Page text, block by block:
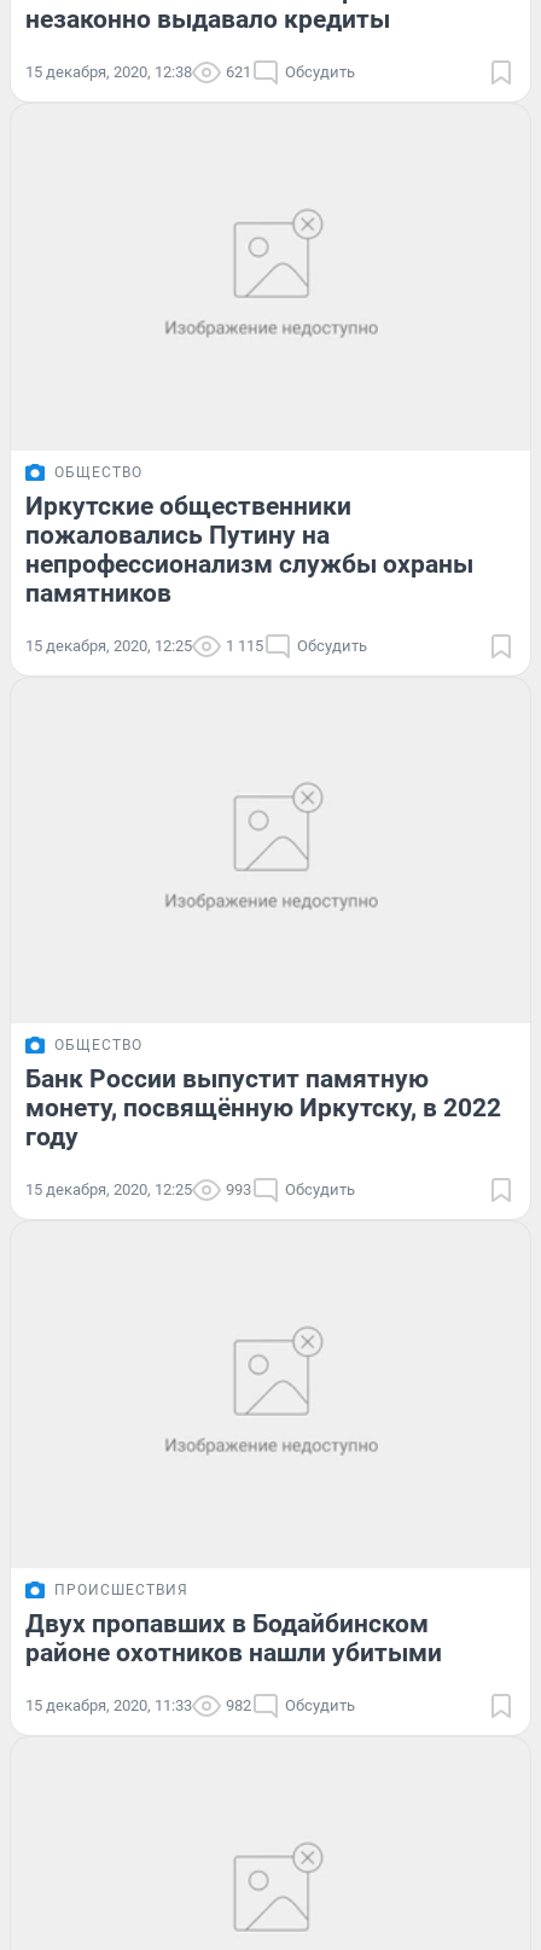
незаконно выдавало кредиты
15 декабря, 2020, 12:38 621 Обсудить
ОБЩЕСТВО
Иркутские общественники
пожаловались Путину на
непрофессионализм службы охраны
памятников
15 декабря, 2020, 12:25 1 115 Обсудить
ОБЩЕСТВО
Банк России выпустит памятную
монету, посвящённую Иркутску, в 2022
году
15 декабря, 2020, 12:25 993 Обсудить
ПРОИСШЕСТВИЯ
Двух пропавших в Бодайбинском
районе охотников нашли убитыми
15 декабря, 2020, 11:33 982 Обсудить